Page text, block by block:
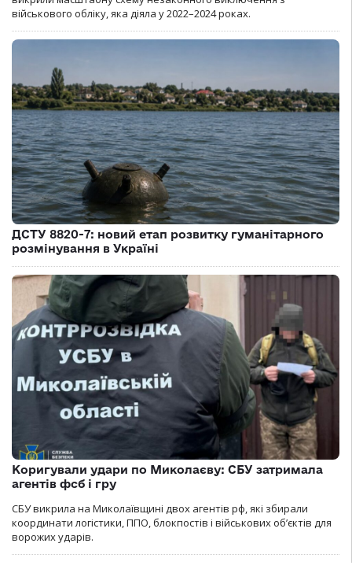
військового обліку, яка діяла у 2022–2024 роках.
ДСТУ 8820-7: новий етап розвитку гуманітарного
розмінування в Україні
Коригували удари по Миколаєву: СБУ затримала
агентів фсб і гру
СБУ викрила на Миколаївщині двох агентів рф, які збирали
координати логістики, ППО, блокпостів і військових об’єктів для
ворожих ударів.